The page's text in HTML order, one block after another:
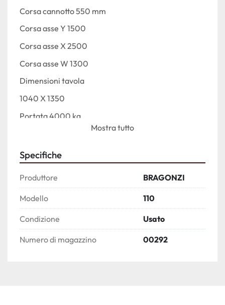
Corsa cannotto 550 mm
Corsa asse Y 1500
Corsa asse X 2500
Corsa asse W 1300
Dimensioni tavola
1040 X 1350
Portata 4000 kg
Cambio utensili a 60 posizioni
Pronta consegna
Mostra tutto
Specifiche
Produttore BRAGONZI
Modello 110
Condizione Usato
Numero di magazzino 00292